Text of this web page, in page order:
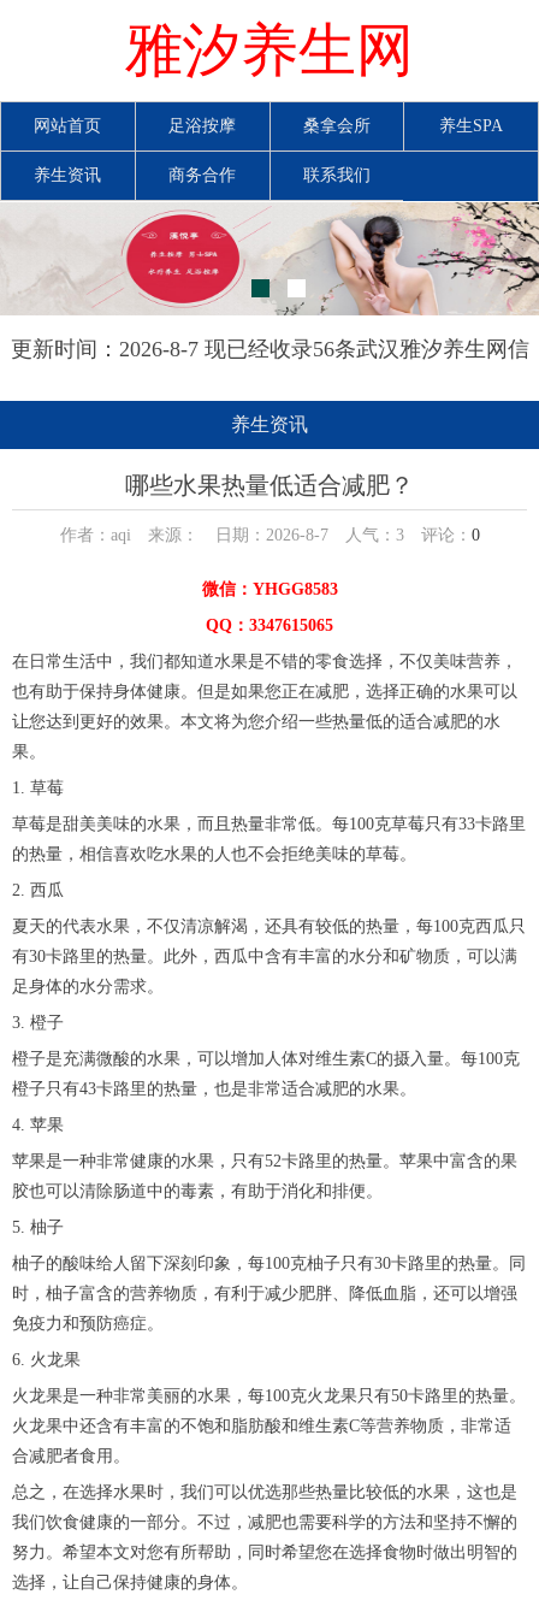
雅汐养生网
网站首页 足浴按摩 桑拿会所 养生SPA
养生资讯 商务合作 联系我们
更新时间：2026-8-7 现已经收录56条武汉雅汐养生网信
养生资讯
哪些水果热量低适合减肥？
作者：aqi 来源： 日期：2026-8-7 人气： 3评论： 0
微信：YHGG8583
QQ：3347615065
在日常生活中，我们都知道水果是不错的零食选择，不仅美味营养，
也有助于保持身体健康。但是如果您正在减肥，选择正确的水果可以
让您达到更好的效果。本文将为您介绍一些热量低的适合减肥的水
果。
1. 草莓
草莓是甜美美味的水果，而且热量非常低。每100克草莓只有33卡路里
的热量，相信喜欢吃水果的人也不会拒绝美味的草莓。
2. 西瓜
夏天的代表水果，不仅清凉解渴，还具有较低的热量，每100克西瓜只
有30卡路里的热量。此外，西瓜中含有丰富的水分和矿物质，可以满
足身体的水分需求。
3. 橙子
橙子是充满微酸的水果，可以增加人体对维生素C的摄入量。每100克
橙子只有43卡路里的热量，也是非常适合减肥的水果。
4. 苹果
苹果是一种非常健康的水果，只有52卡路里的热量。苹果中富含的果
胶也可以清除肠道中的毒素，有助于消化和排便。
5. 柚子
柚子的酸味给人留下深刻印象，每100克柚子只有30卡路里的热量。同
时，柚子富含的营养物质，有利于减少肥胖、降低血脂，还可以增强
免疫力和预防癌症。
6. 火龙果
火龙果是一种非常美丽的水果，每100克火龙果只有50卡路里的热量。
火龙果中还含有丰富的不饱和脂肪酸和维生素C等营养物质，非常适
合减肥者食用。
总之，在选择水果时，我们可以优选那些热量比较低的水果，这也是
我们饮食健康的一部分。不过，减肥也需要科学的方法和坚持不懈的
努力。希望本文对您有所帮助，同时希望您在选择食物时做出明智的
选择，让自己保持健康的身体。